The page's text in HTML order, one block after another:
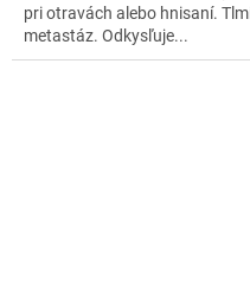
hviezdičiek.
pri otravách alebo hnisaní.
metastáz. Odkysľuje...